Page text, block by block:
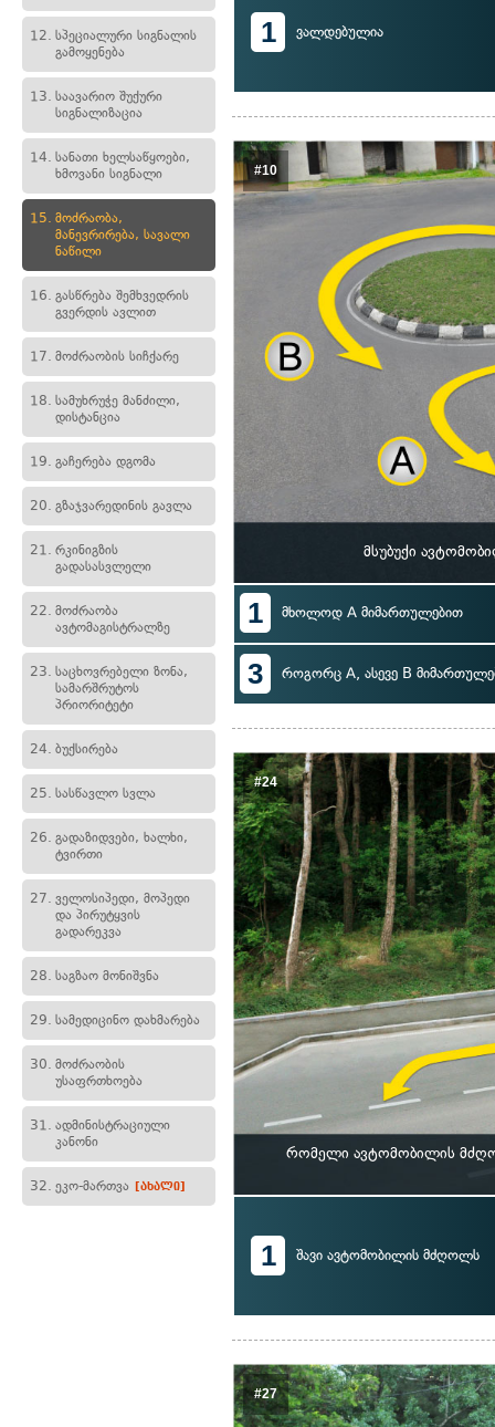
12. სპეციალური სიგნალის
გამოყენება
13. საავარიო შუქური
სიგნალიზაცია
14. სანათი ხელსაწყოები,
ხმოვანი სიგნალი
15. მოძრაობა,
მანევრირება, სავალი
ნაწილი
16. გასწრება შემხვედრის
გვერდის ავლით
17. მოძრაობის სიჩქარე
18. სამუხრუჭე მანძილი,
დისტანცია
19. გაჩერება დგომა
20. გზაჯვარედინის გავლა
21. რკინიგზის
გადასასვლელი
22. მოძრაობა
ავტომაგისტრალზე
23. საცხოვრებელი ზონა,
სამარშრუტოს
პრიორიტეტი
24. ბუქსირება
25. სასწავლო სვლა
26. გადაზიდვები, ხალხი,
ტვირთი
27. ველოსიპედი, მოპედი
და პირუტყვის
გადარეკვა
28. საგზაო მონიშვნა
29. სამედიცინო დახმარება
30. მოძრაობის
უსაფრთხოება
31. ადმინისტრაციული
კანონი
32. ეკო-მართვა [ახალი]
1 ვალდებულია
#10
მსუბუქი
1 მხოლოდ A მიმართულებით
3 როგორც A, ასევე B
#24
რომელი ავტომობილის
1 შავი ავტომობილის მძღოლს
#27